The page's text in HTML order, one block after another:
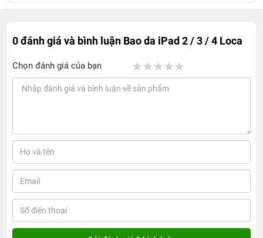
0 đánh giá và bình luận Bao da iPad 2 / 3 / 4 Loca
Chọn đánh giá của bạn